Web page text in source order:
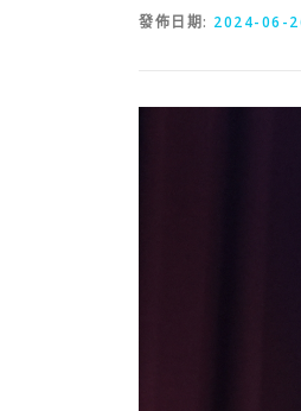
發佈日期: 2024-06-